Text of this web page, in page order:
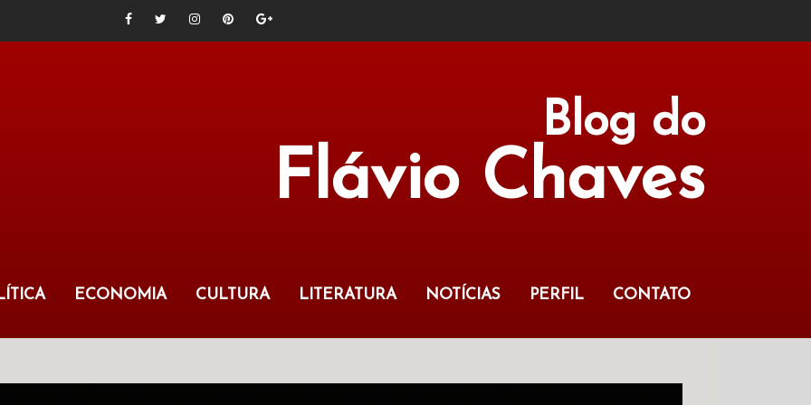
Blog do
Flávio Chaves
ECONOMIA CULTURA LITERATURA NOTÍCIAS PERFIL CONTATO